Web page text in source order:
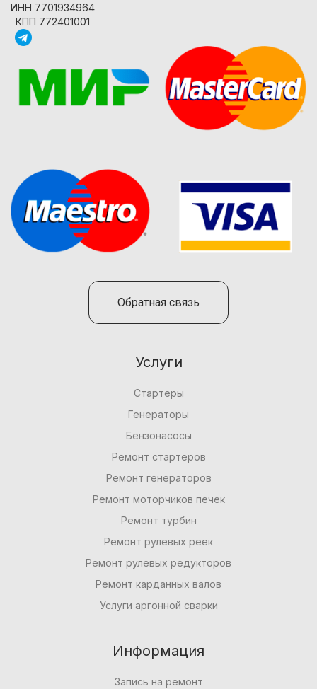
ИНН 7701934964
КПП 772401001
Обратная связь
Услуги
Стартеры
Генераторы
Бензонасосы
Ремонт стартеров
Ремонт генераторов
Ремонт моторчиков печек
Ремонт турбин
Ремонт рулевых реек
Ремонт рулевых редукторов
Ремонт карданных валов
Услуги аргонной сварки
Информация
Запись на ремонт